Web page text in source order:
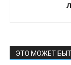
ЭТО МОЖЕТ